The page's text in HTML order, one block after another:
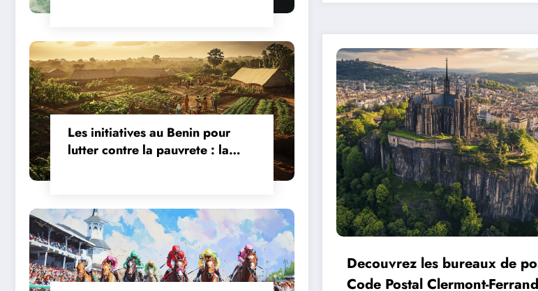
Les initiatives au Benin pour
lutter contre la pauvrete : la
Decouvrez les bureaux de
Code Postal Clermont-